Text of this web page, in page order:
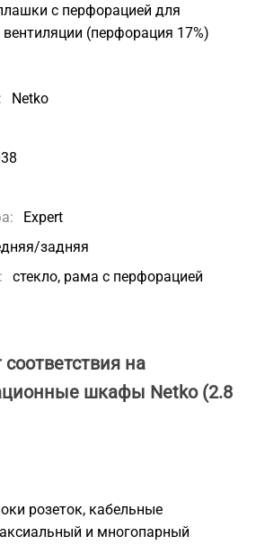
с перфорацией для
(перфорация 17%)
Netko
Expert
задняя
стекло, рама с перфорацией
на
шкафы Netko(2.8
розеток, кабельные
и многопарный